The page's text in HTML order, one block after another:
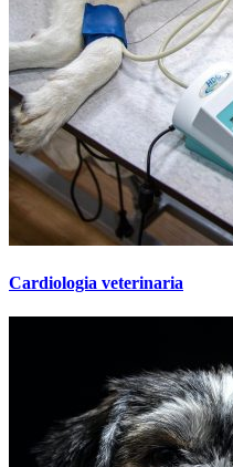
Cardiologia veterinaria